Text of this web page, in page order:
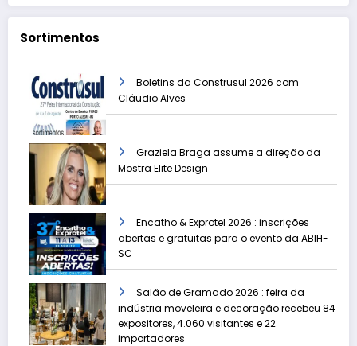
Sortimentos
Boletins da Construsul 2026 com
Cláudio Alves
Graziela Braga assume a direção da
Mostra Elite Design
Encatho & Exprotel 2026 : inscrições
abertas e gratuitas para o evento da ABIH-
SC
Salão de Gramado 2026 : feira da
indústria moveleira e decoração recebeu 84
expositores, 4.060 visitantes e 22
importadores